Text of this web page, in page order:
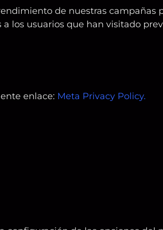
de nuestras campañas
los usuarios que han visitado
enlace: Meta Privacy Policy.